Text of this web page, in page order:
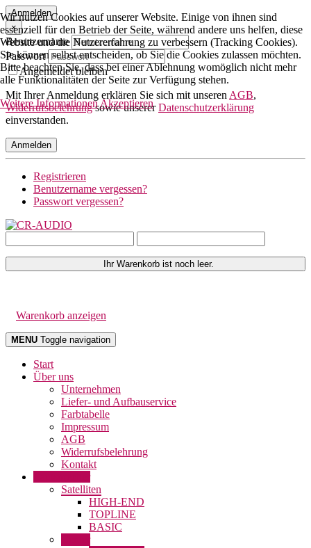
Anmelden
×
Benutzername
Passwort
Angemeldet bleiben
Mit Ihrer Anmeldung erklären Sie sich mit unseren AGB,
Widerrufsbelehrungsowie unsererDatenschutzerklärung
einverstanden.
Anmelden
Registrieren
Benutzername vergessen?
Passwort vergessen?
Ihr Warenkorb ist noch leer.
Warenkorb anzeigen
MENU Toggle navigation
Start
Über uns
Unternehmen
Liefer- und Aufbauservice
Farbtabelle
Impressum
AGB
Widerrufsbelehrung
Kontakt
Satelliten
HIGH-END
TOPLINE
BASIC
Wir nutzen Cookies auf unserer Website. Einige von ihnen sind
essenziell für den Betrieb der Seite, während andere uns helfen, diese
Website und die Nutzererfahrung zu verbessern (Tracking Cookies).
Sie können selbst entscheiden, ob Sie die Cookies zulassen möchten.
Bitte beachten Sie, dass bei einer Ablehnung womöglich nicht mehr
alle Funktionalitäten der Seite zur Verfügung stehen.
Weitere InformationenAkzeptieren